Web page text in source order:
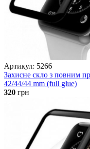
Артикул: 5266
Захисне скло з повним
42/44/44 mm (full glue)
320 грн